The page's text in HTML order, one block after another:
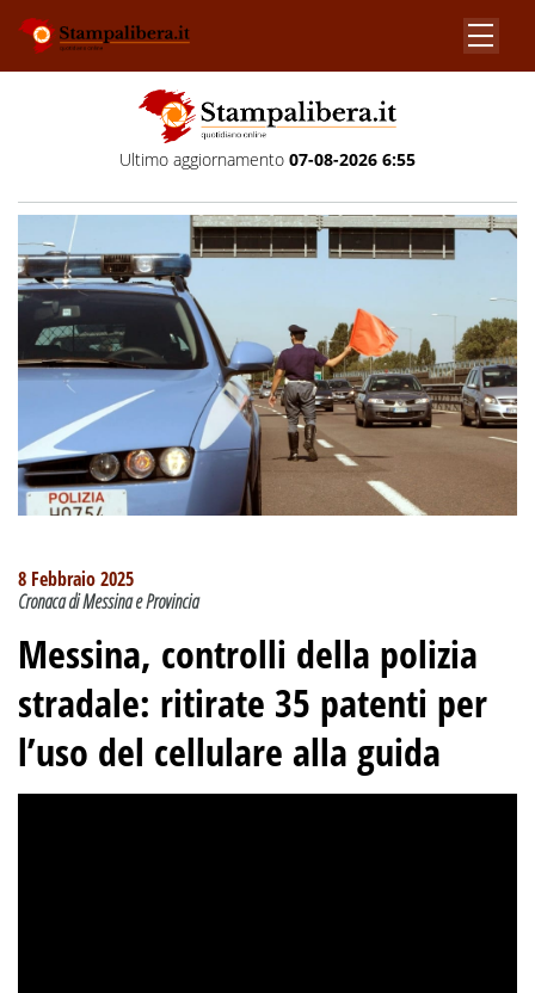
Ultimo aggiornamento 07-08-2026 6:55
8 Febbraio 2025
Cronaca di Messina e Provincia
Messina, controlli della polizia
stradale: ritirate 35 patenti per
l’uso del cellulare alla guida